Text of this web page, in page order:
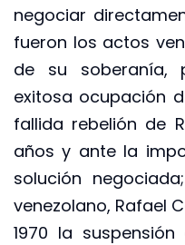
negociar
fueron los actos
de su soberanía,
exitosa ocupación
fallida rebelión de
años y ante la
solución
venezolano, Rafael
1970 la